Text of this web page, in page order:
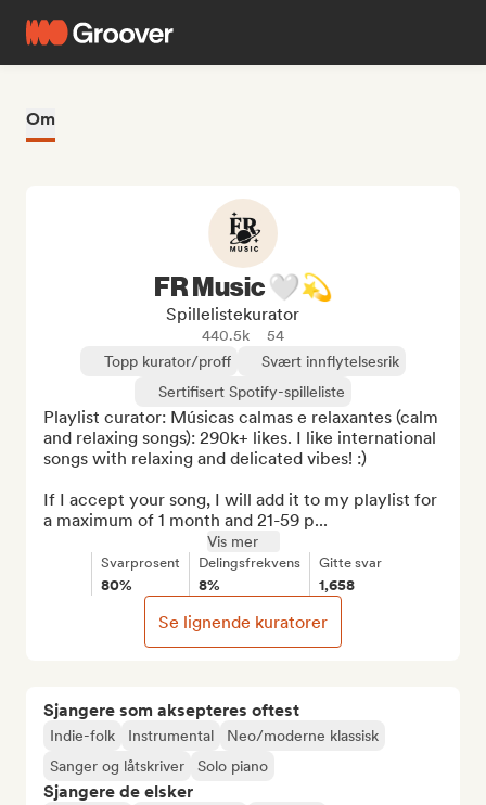
Om
Sjangere som aksepteres oftest
Indie-folk Instrumental
Neo/moderne klassisk
Sanger og låtskriver
Solo piano
Sjangere de elsker
FR Music 🤍💫
Spillelistekurator
440.5k
54
Topp kurator/proff
Svært innflytelsesrik
Sertifisert Spotify-spilleliste
Playlist curator: Músicas calmas e relaxantes (calm
and relaxing songs): 290k+ likes. I like international
songs with relaxing and delicated vibes! :)
If I accept your song, I will add it to my playlist for
a maximum of 1 month and 21-59 p...
Vis mer
Svarprosent
80%
Delingsfrekvens
8%
Gitte svar
1,658
Se lignende kuratorer